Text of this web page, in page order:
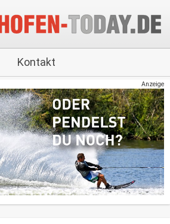
Kontakt
Anzeige